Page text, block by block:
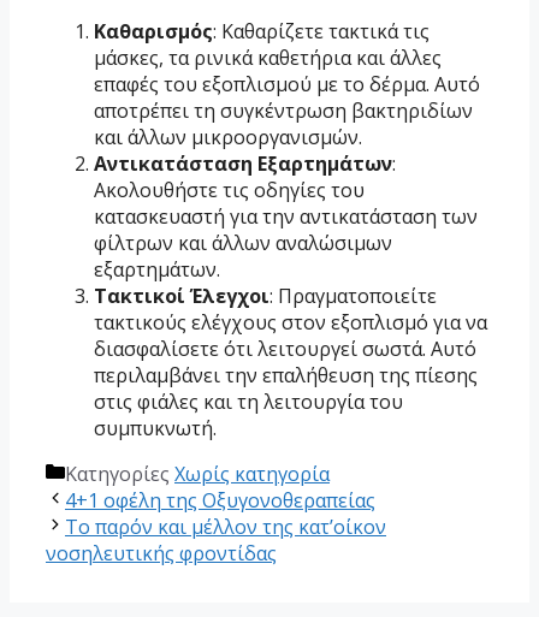
Καθαρισμός: Καθαρίζετε τακτικά τις
μάσκες, τα ρινικά καθετήρια και άλλες
επαφές του εξοπλισμού με το δέρμα. Αυτό
αποτρέπει τη συγκέντρωση βακτηριδίων
και άλλων μικροοργανισμών.
Αντικατάσταση Εξαρτημάτων:
Ακολουθήστε τις οδηγίες του
κατασκευαστή για την αντικατάσταση των
φίλτρων και άλλων αναλώσιμων
εξαρτημάτων.
Τακτικοί Έλεγχοι: Πραγματοποιείτε
τακτικούς ελέγχους στον εξοπλισμό για να
διασφαλίσετε ότι λειτουργεί σωστά. Αυτό
περιλαμβάνει την επαλήθευση της πίεσης
στις φιάλες και τη λειτουργία του
συμπυκνωτή.
Κατηγορίες Χωρίς κατηγορία
4+1 οφέλη της Οξυγονοθεραπείας
Το παρόν και μέλλον της κατ’οίκον
νοσηλευτικής φροντίδας